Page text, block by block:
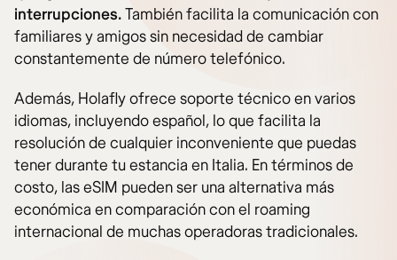
interrupciones.También facilita la comunicación con
familiares y amigos sin necesidad de cambiar
constantemente de número telefónico.
Además, Holafly ofrece soporte técnico en varios
idiomas, incluyendo español, lo que facilita la
resolución de cualquier inconveniente que puedas
tener durante tu estancia en Italia. En términos de
costo, las eSIM pueden ser una alternativa más
económica en comparación con el roaming
internacional de muchas operadoras tradicionales.